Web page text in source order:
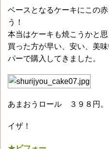
ベースとなるケーキにこの
う！
本当はケーキも焼こうかと
買った方が早い、安い、美
パーで購入してきました。
あまおうロール ３９８円。
イザ！